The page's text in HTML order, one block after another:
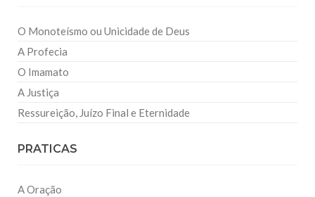
O Monoteísmo ou Unicidade de Deus
A Profecia
O Imamato
A Justiça
Ressureição, Juízo Final e Eternidade
PRATICAS
A Oração